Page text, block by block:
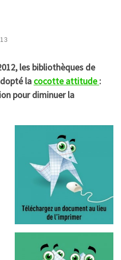
les bibliothèques de
la cocotte attitude:
pour diminuer la